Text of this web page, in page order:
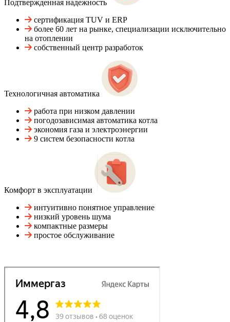
Подтвержденная надежность
сертификация TUV и ERP
более 60 лет на рынке, специализации исключительно
на отоплении
собственный центр разработок
Технологичная автоматика
работа при низком давлении
погодозависимая автоматика котла
экономия газа и электроэнергии
9 систем безопасности котла
Комфорт в эксплуатации
интуитивно понятное управление
низкий уровень шума
компактные размеры
простое обслуживание